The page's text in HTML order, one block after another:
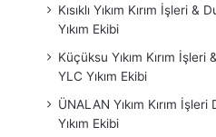
Kısıklı Yıkım Kırım İşleri
Yıkım Ekibi
Küçüksu Yıkım Kırım İşleri
YLC Yıkım Ekibi
ÜNALAN Yıkım Kırım
Yıkım Ekibi